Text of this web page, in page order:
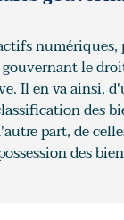
numériques,
le
Il en va ainsi,
des
part, de
des